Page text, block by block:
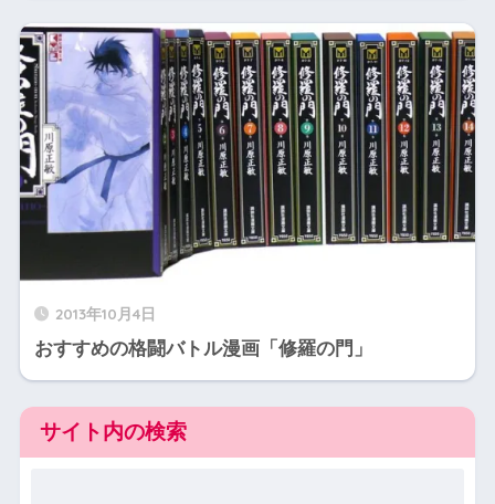
2013年10月4日
おすすめの格闘バトル漫画「修羅の門」
サイト内の検索